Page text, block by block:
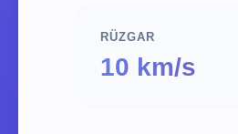
RÜZGAR
10 km/s